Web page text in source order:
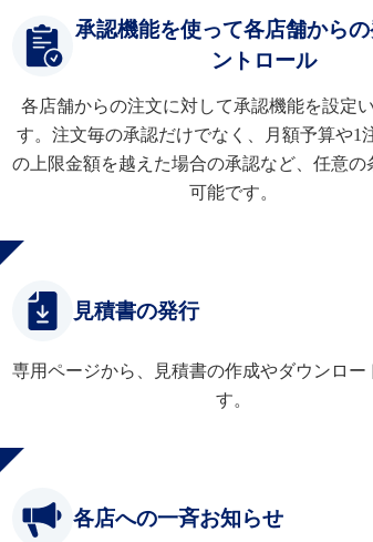
承認機能を使って各店舗から
ントロール
各店舗からの注文に対して承認機能を設定
す。注文毎の承認だけでなく、月額予算や1
の上限金額を越えた場合の承認など、任意の
可能です。
見積書の発行
専用ページから、見積書の作成やダウンロー
す。
各店への一斉お知らせ